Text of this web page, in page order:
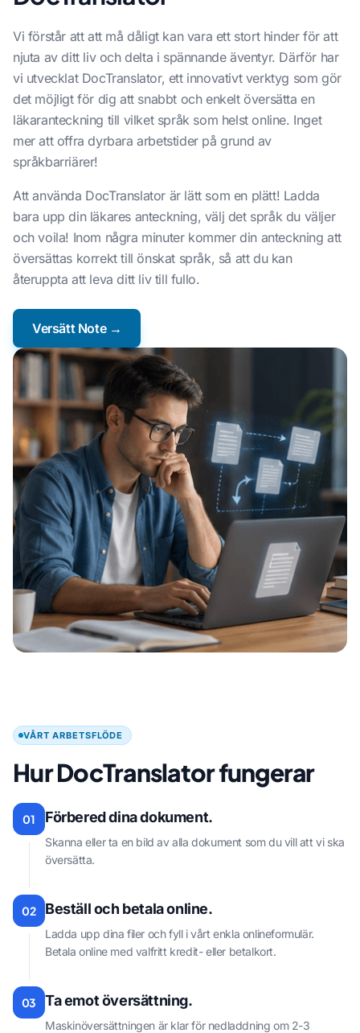
Vi förstår att att må dåligt kan vara ett stort hinder för att
njuta av ditt liv och delta i spännande äventyr. Därför har
vi utvecklat DocTranslator, ett innovativt verktyg som gör
det möjligt för dig att snabbt och enkelt översätta en
läkaranteckning till vilket språk som helst online. Inget
mer att offra dyrbara arbetstider på grund av
språkbarriärer!
Att använda DocTranslator är lätt som en plätt! Ladda
bara upp din läkares anteckning, välj det språk du väljer
och voila! Inom några minuter kommer din anteckning att
översättas korrekt till önskat språk, så att du kan
återuppta att leva ditt liv till fullo.
Versätt Note →
VÅRT ARBETSFLÖDE
Hur DocTranslator fungerar
01 Förbered dina dokument.
Skanna eller ta en bild av alla dokument som du vill att vi ska
översätta.
02 Beställ och betala online.
Ladda upp dina filer och fyll i vårt enkla onlineformulär.
Betala online med valfritt kredit- eller betalkort.
03 Ta emot översättning.
Maskinöversättningen är klar för nedladdning om 2-3